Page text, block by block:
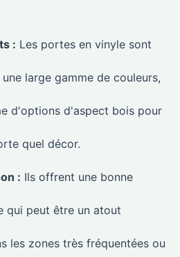
: Les portes en vinyle sont
large gamme de couleurs,
d'options d'aspect bois pour
quel décor.
: Ils offrent une bonne
qui peut être un atout
les zones très fréquentées ou